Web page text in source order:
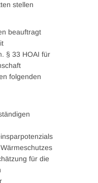
stellen
beauftragt
§ 33 HOAI für
folgenden
für die